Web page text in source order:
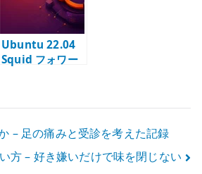
Ubuntu 22.04
Squid フォワー
– 足の痛みと受診を考えた記録
方 – 好き嫌いだけで味を閉じない